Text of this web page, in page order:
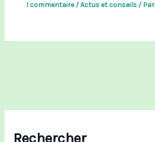
Rechercher
1 commentaire /Actus et conseils/ Par